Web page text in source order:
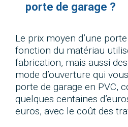
porte de garage ?
Le prix moyen d’une
fonction du matériau
fabrication, mais aussi
mode d’ouverture qui
porte de garage en PVC,
quelques centaines
euros, avec le coût des